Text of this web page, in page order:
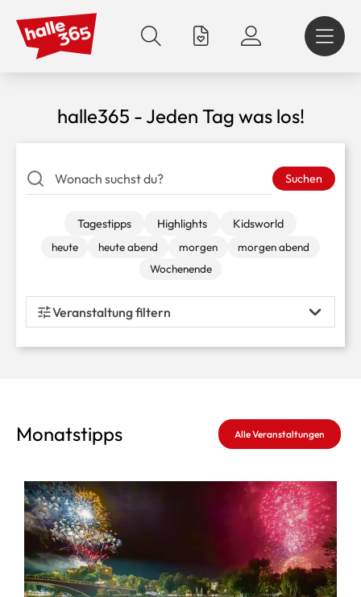
zum
Inhalt
halle365 - Jeden Tag was los!
Monatstipps Alle Veranstaltungen